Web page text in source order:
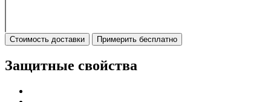
Стоимость доставки Примерить бесплатно
Защитные свойства